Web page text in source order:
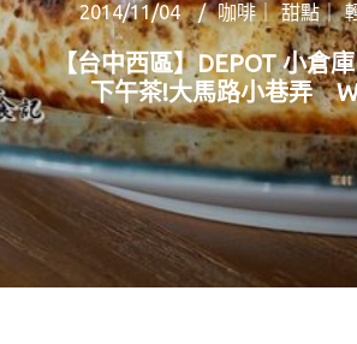
2014/11/04 咖啡｜ 甜點｜
【台中西區】DEPOT 小倉
下午茶!大馬路小巷弄